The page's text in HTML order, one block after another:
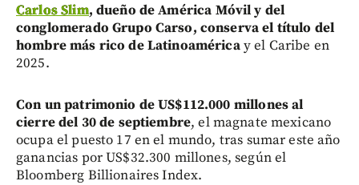
Carlos Slim, dueño de América Móvil y del
conglomerado Grupo Carso, conserva el título del
hombre más rico de Latinoaméricay el Caribe en
2025.
Con un patrimonio de US$112.000 millones al
cierre del 30 de septiembre, el magnate mexicano
ocupa el puesto 17 en el mundo, tras sumar este año
ganancias por US$32.300 millones, según el
Bloomberg Billionaires Index.